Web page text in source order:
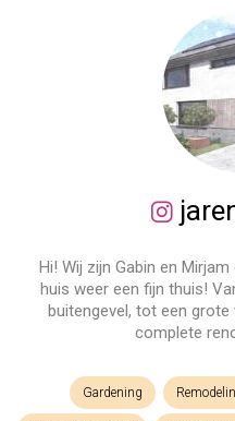
Hi! Wij zijn Gabin en
huis weer een fijn thuis!
buitengevel, tot een
complete
Gardening